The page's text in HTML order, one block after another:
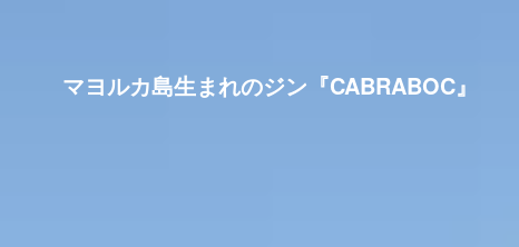
マヨルカ島生まれのジン『CABRABOC』